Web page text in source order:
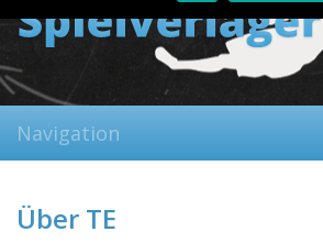
Navigation
Über TE